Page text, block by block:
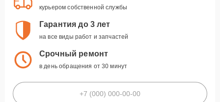
курьером собственной службы
Гарантия до 3 лет
на все виды работ и запчастей
Срочный ремонт
в день обращения от 30 минут